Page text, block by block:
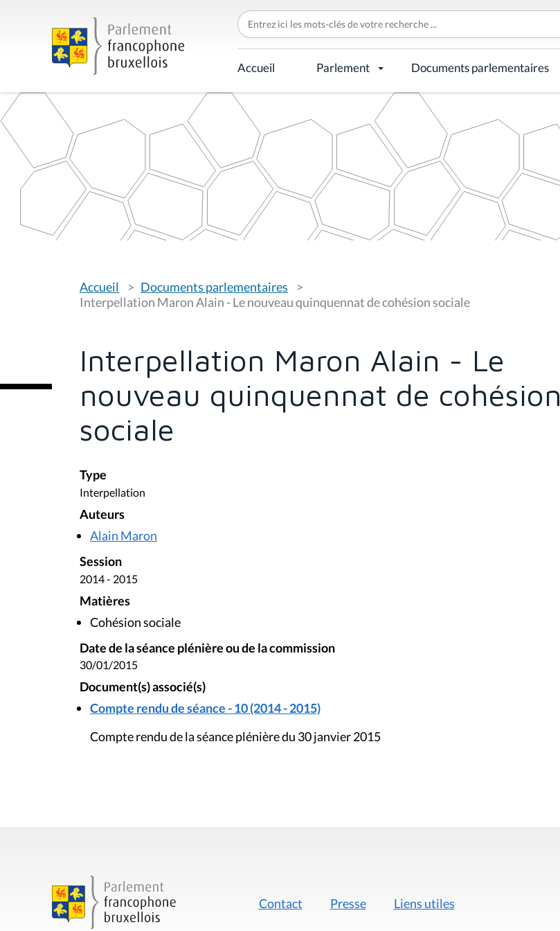
C
h
e
r
c
h
r
p
Accueil Parlement Documents parlementaires
o
u
Accueil
Documents parlementaires
Interpellation Maron Alain - Le nouveau quinquennat de cohésion sociale
Interpellation Maron Alain - Le
nouveau quinquennat de cohésion
sociale
Type
Interpellation
Auteurs
Alain Maron
Session
2014 - 2015
Matières
Cohésion sociale
Date de la séance plénière ou de la commission
30/01/2015
Document(s) associé(s)
Compte rendu de séance - 10 (2014 - 2015)
Compte rendu de la séance plénière du 30 janvier 2015
Contact Presse Liens utiles